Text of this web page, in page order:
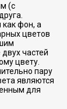
(с
как фон, а
цветов
частей
цвету.
пару
являются
для